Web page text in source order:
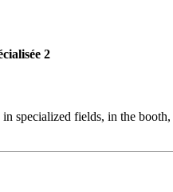
2
specialized fields, in the